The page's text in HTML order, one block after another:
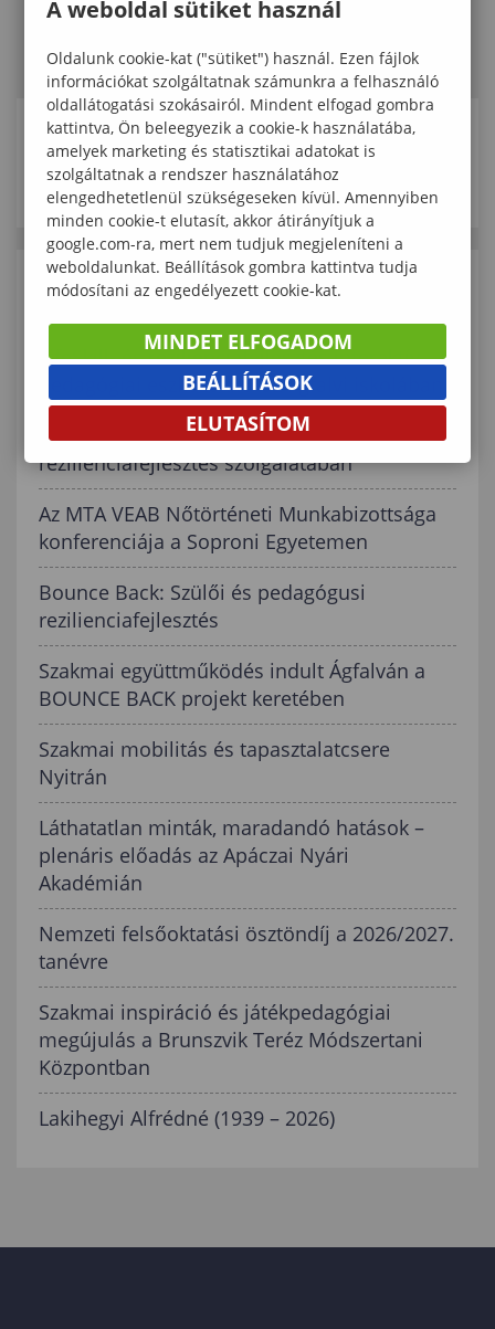
KAPCSOLÓDÓ ELÉRHETŐSÉGEK
KAPCSOLÓDÓ TARTALMAK
LifeSkill- és rezilienciafejlesztés interaktív
pedagógiai eszközökkel az ágfalvi iskolában
Nemzetközi szakmai tapasztalatcsere a
rezilienciafejlesztés szolgálatában
Az MTA VEAB Nőtörténeti Munkabizottsága
konferenciája a Soproni Egyetemen
Bounce Back: Szülői és pedagógusi
rezilienciafejlesztés
Szakmai együttműködés indult Ágfalván a
BOUNCE BACK projekt keretében
Szakmai mobilitás és tapasztalatcsere
Nyitrán
Láthatatlan minták, maradandó hatások –
plenáris előadás az Apáczai Nyári
Akadémián
Nemzeti felsőoktatási ösztöndíj a 2026/2027.
tanévre
Szakmai inspiráció és játékpedagógiai
megújulás a Brunszvik Teréz Módszertani
Központban
Lakihegyi Alfrédné (1939 – 2026)
A weboldal sütiket használ
Oldalunk cookie-kat ("sütiket") használ. Ezen fájlok
információkat szolgáltatnak számunkra a felhasználó
oldallátogatási szokásairól. Mindent elfogad gombra
kattintva, Ön beleegyezik a cookie-k használatába,
amelyek marketing és statisztikai adatokat is
szolgáltatnak a rendszer használatához
elengedhetetlenül szükségeseken kívül. Amennyiben
minden cookie-t elutasít, akkor átirányítjuk a
google.com-ra, mert nem tudjuk megjeleníteni a
weboldalunkat. Beállítások gombra kattintva tudja
módosítani az engedélyezett cookie-kat.
MINDET ELFOGADOM
BEÁLLÍTÁSOK
ELUTASÍTOM